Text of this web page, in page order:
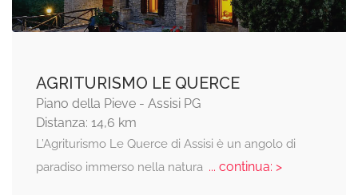
AGRITURISMO LE QUERCE
Piano della Pieve - Assisi PG
Distanza: 14,6 km
L’Agriturismo Le Querce di Assisi è un angolo di
paradiso immerso nella natura ... continua: >